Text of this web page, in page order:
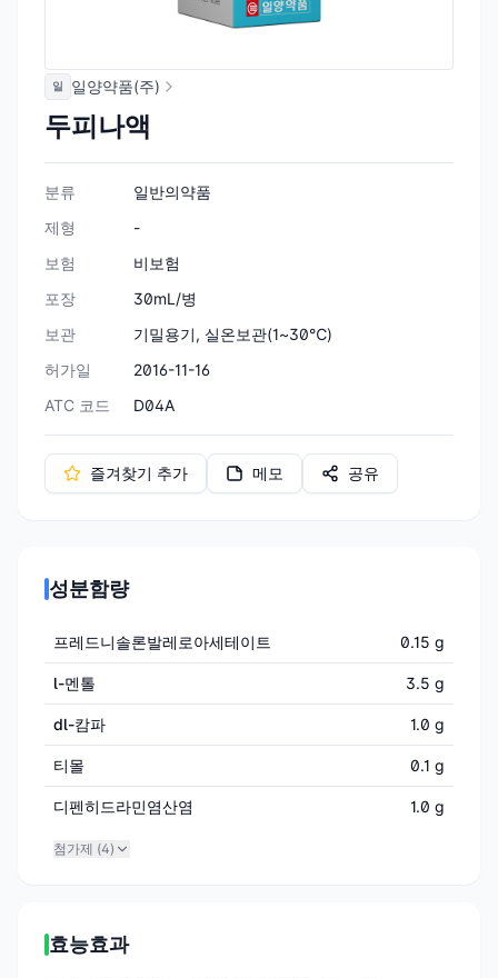
일 일양약품(주)
두피나액
분류
일반의약품
제형
-
보험
비보험
포장
30mL/병
보관
기밀용기, 실온보관(1~30℃)
허가일
2016-11-16
ATC 코드
D04A
즐겨찾기 추가 메모 공유
성분함량
프레드니솔론발레로아세테이트 0.15 g
l-멘톨 3.5 g
dl-캄파 1.0 g
티몰 0.1 g
디펜히드라민염산염 1.0 g
첨가제 (4)
효능효과